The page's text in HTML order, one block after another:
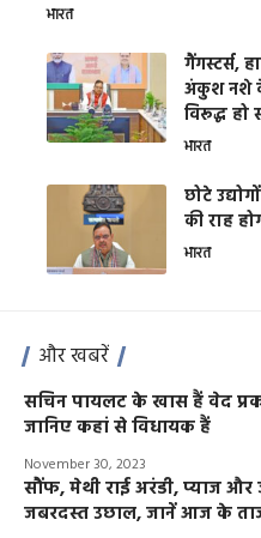
भारत
गैंगस्टर्स,
अंकुश नशे के
विरूद्ध हो
भारत
छोटे
की राह
भारत
और खबरें
सचिन पायलट के खास हैं वेद
जानिए कहां से विधायक हैं
November 30, 2023
सौंफ, मेथी राई अरंडी, प्याज और
जबरदस्त उछाल, जानें आज के